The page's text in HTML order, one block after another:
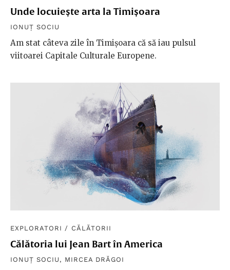
Unde locuiește arta la Timișoara
IONUȚ SOCIU
Am stat câteva zile în Timișoara că să iau pulsul
viitoarei Capitale Culturale Europene.
EXPLORATORI / CĂLĂTORII
Călătoria lui Jean Bart în America
IONUȚ SOCIU , MIRCEA DRĂGOI